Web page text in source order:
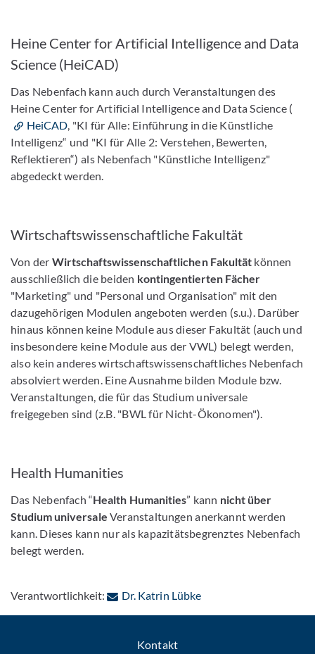
Heine Center for Artificial Intelligence and Data
Science (HeiCAD)
Das Nebenfach kann auch durch Veranstaltungen des
Heine Center for Artificial Intelligence and Data Science (
HeiCAD, "KI für Alle: Einführung in die Künstliche
Intelligenz“ und "KI für Alle 2: Verstehen, Bewerten,
Reflektieren“) als Nebenfach "Künstliche Intelligenz"
abgedeckt werden.
Wirtschaftswissenschaftliche Fakultät
Von derWirtschaftswissenschaftlichen Fakultätkönnen
ausschließlich die beiden kontingentierten Fächer
"Marketing" und "Personal und Organisation" mit den
dazugehörigen Modulen angeboten werden (s.u.). Darüber
hinaus können keine Module aus dieser Fakultät (auch und
insbesondere keine Module aus der VWL) belegt werden,
also kein anderes wirtschaftswissenschaftliches Nebenfach
absolviert werden. Eine Ausnahme bilden Module bzw.
Veranstaltungen, die für das Studium universale
freigegeben sind (z.B. "BWL für Nicht-Ökonomen").
Health Humanities
Das Nebenfach “Health Humanities” kann nicht über
Studium universale Veranstaltungen anerkannt werden
kann. Dieses kann nur als kapazitätsbegrenztes Nebenfach
belegt werden.
Verantwortlichkeit: Dr. Katrin Lübke: Per E-Mail
Kontakt